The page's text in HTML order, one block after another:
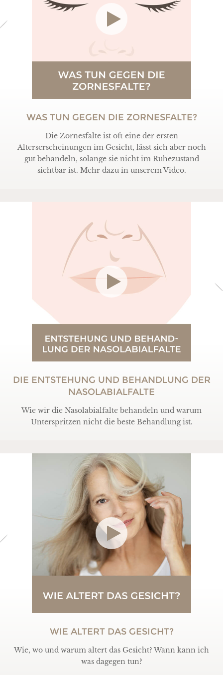
WAS TUN GEGEN DIE ZORNESFALTE?
Die Zornesfalte ist oft eine der ersten
Alterserscheinungen im Gesicht, lässt sich aber noch
gut behandeln, solange sie nicht im Ruhezustand
sichtbar ist. Mehr dazu in unserem Video.
DIE ENTSTEHUNG UND BEHANDLUNG DER
NASOLABIALFALTE
Wie wir die Nasolabialfalte behandeln und warum
Unterspritzen nicht die beste Behandlung ist.
WIE ALTERT DAS GESICHT?
Wie, wo und warum altert das Gesicht? Wann kann ich
was dagegen tun?